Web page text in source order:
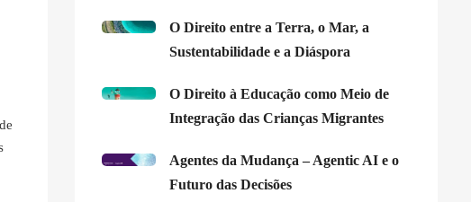
O Direito entre a Terra, o Mar, a
Sustentabilidade e a Diáspora
O Direito à Educação como Meio de
Integração das Crianças Migrantes
Agentes da Mudança – Agentic AI e o
Futuro das Decisões